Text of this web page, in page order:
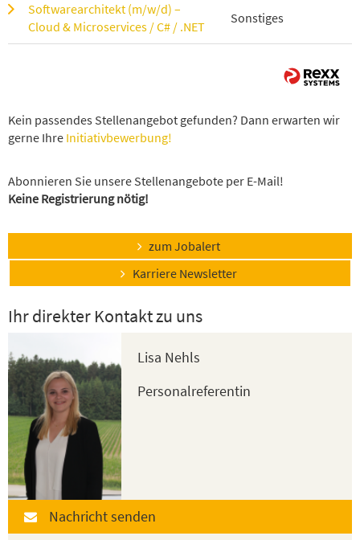
Softwarearchitekt (m/w/d) –
Cloud & Microservices / C# / .NET
Sonstiges
Kein passendes Stellenangebot gefunden? Dann erwarten wir
gerne Ihre Initiativbewerbung!
Abonnieren Sie unsere Stellenangebote per E-Mail!
Keine Registrierung nötig!
zum Jobalert
Karriere Newsletter
Ihr direkter Kontakt zu uns
Lisa Nehls
Personalreferentin
Nachricht senden